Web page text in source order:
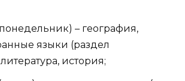
– география,
языки (раздел
история;